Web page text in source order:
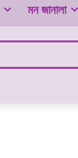
মন জানালা